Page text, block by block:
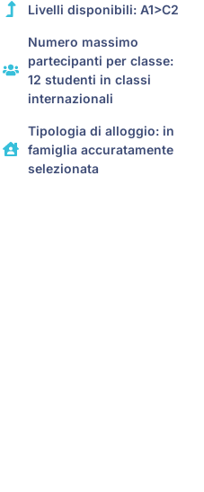
Livelli disponibili: A1>C2
Numero massimo
partecipanti per classe:
12 studenti in classi
internazionali
Tipologia di alloggio: in
famiglia accuratamente
selezionata